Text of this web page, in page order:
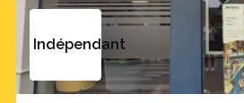
Indépendant